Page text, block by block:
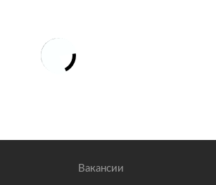
Вакансии